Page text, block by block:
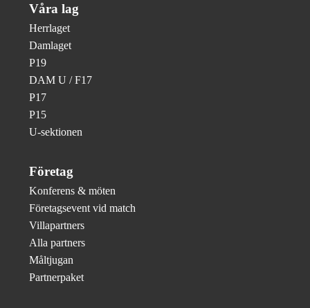
Våra lag
Herrlaget
Damlaget
P19
DAM U / F17
P17
P15
U-sektionen
Företag
Konferens & möten
Företagsevent vid match
Villapartners
Alla partners
Måltjugan
Partnerpaket